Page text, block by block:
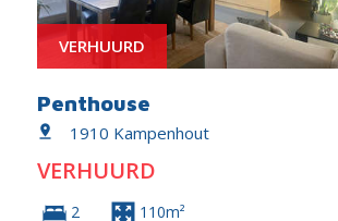
VERHUURD
Penthouse
1910 Kampenhout
VERHUURD
2 110m²